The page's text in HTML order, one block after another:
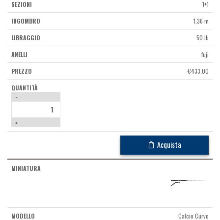
1+1
1,36 m
50 lb
fuji
€433,00
-
+
Acquista
Calcio Curvo